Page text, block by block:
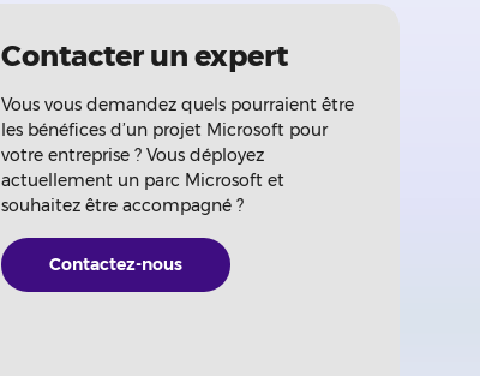
Contacter un expert
Vous vous demandez quels pourraient être
les bénéfices d’un projet Microsoft pour
votre entreprise ? Vous déployez
actuellement un parc Microsoft et
souhaitez être accompagné ?
Contactez-nous